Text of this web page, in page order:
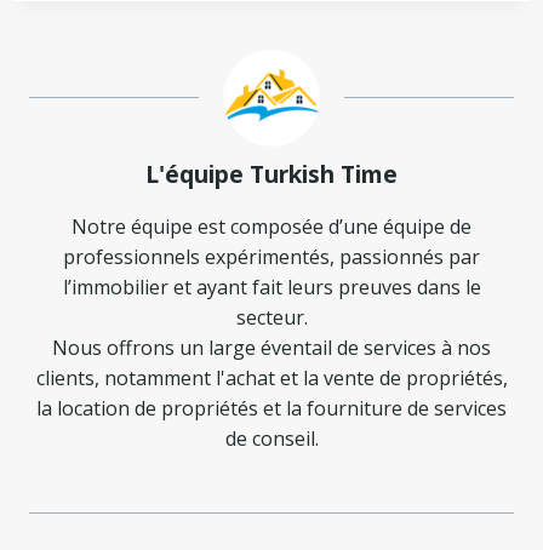
L'équipe Turkish Time
Notre équipe est composée d’une équipe de
professionnels expérimentés, passionnés par
l’immobilier et ayant fait leurs preuves dans le
secteur.
Nous offrons un large éventail de services à nos
clients, notamment l'achat et la vente de propriétés,
la location de propriétés et la fourniture de services
de conseil.